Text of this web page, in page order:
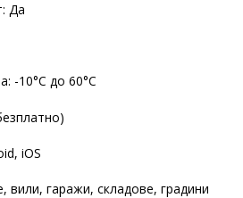
Да
-10°C до 60°C
iOS
гаражи, складове, градини